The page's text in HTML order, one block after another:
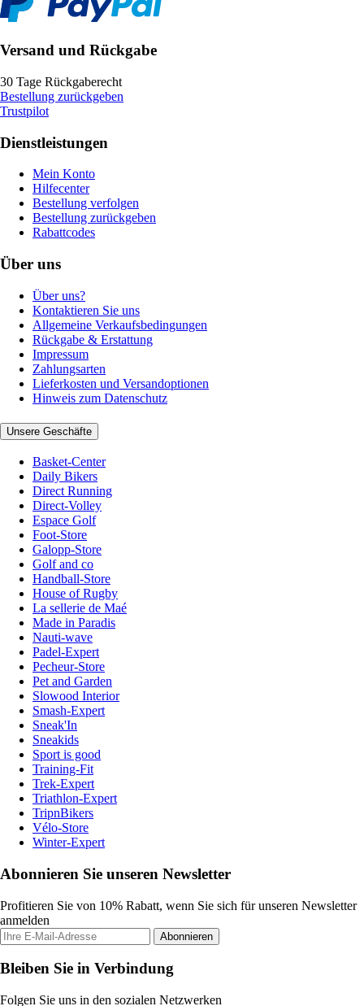
Versand und Rückgabe
30 Tage Rückgaberecht
Bestellung zurückgeben
Trustpilot
Dienstleistungen
Mein Konto
Hilfecenter
Bestellung verfolgen
Bestellung zurückgeben
Rabattcodes
Über uns
Über uns?
Kontaktieren Sie uns
Allgemeine Verkaufsbedingungen
Rückgabe & Erstattung
Impressum
Zahlungsarten
Lieferkosten und Versandoptionen
Hinweis zum Datenschutz
Unsere Geschäfte
Basket-Center
Daily Bikers
Direct Running
Direct-Volley
Espace Golf
Foot-Store
Galopp-Store
Golf and co
Handball-Store
House of Rugby
La sellerie de Maé
Made in Paradis
Nauti-wave
Padel-Expert
Pecheur-Store
Pet and Garden
Slowood Interior
Smash-Expert
Sneak'In
Sneakids
Sport is good
Training-Fit
Trek-Expert
Triathlon-Expert
TripnBikers
Vélo-Store
Winter-Expert
Abonnieren Sie unseren Newsletter
Profitieren Sie von 10% Rabatt, wenn Sie sich für unseren Newsletter
anmelden
Abonnieren
Bleiben Sie in Verbindung
Folgen Sie uns in den sozialen Netzwerken